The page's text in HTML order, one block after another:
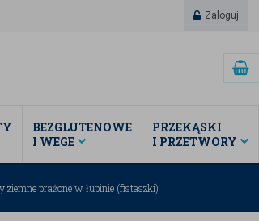
Zaloguj
BEZGLUTENOWE
I WEGE
PRZEKĄSKI
I PRZETWORY
ziemne prażone w łupinie (fistaszki)